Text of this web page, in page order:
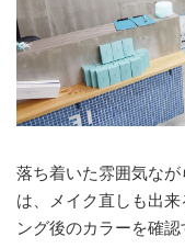
落ち着いた雰囲気な
は、メイク直しも出
ング後のカラーを確